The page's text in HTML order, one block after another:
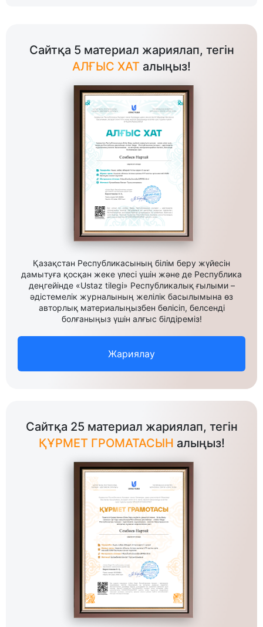
Сайтқа 5 материал жариялап, тегін
АЛҒЫС ХАТ алыңыз!
Қазақстан Республикасының білім беру жүйесін
дамытуға қосқан жеке үлесі үшін және де Республика
деңгейінде «Ustaz tilegi» Республикалық ғылыми –
әдістемелік журналының желілік басылымына өз
авторлық материалыңызбен бөлісіп, белсенді
болғаныңыз үшін алғыс білдіреміз!
Жариялау
Сайтқа 25 материал жариялап, тегін
ҚҰРМЕТ ГРОМАТАСЫН алыңыз!